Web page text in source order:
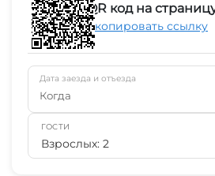
QR код на
Скопировать ссылку
Дата заезда и отъезда
Когда
ГОСТИ
Взрослых: 2